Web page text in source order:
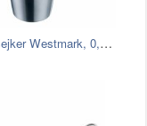
Antikoro šejker Westmark, 0,75 l